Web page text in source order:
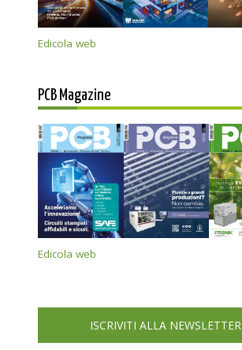
Edicola web
PCB Magazine
Edicola web
ISCRIVITI ALLA NEWSLETTER